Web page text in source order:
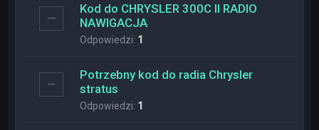
Kod do CHRYSLER 300C II RADIO
NAWIGACJA
Odpowiedzi: 1
Potrzebny kod do radia Chrysler
stratus
Odpowiedzi: 1